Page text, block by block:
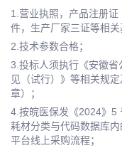
1.营业执照，产品注册
件，生产厂家三证等相关
2.技术参数合格；
3.投标人须执行《安徽省
见（试行）》等相关规
章）；
4.按皖医保发《2024》5
耗材分类与代码数据库
平台线上采购流程；